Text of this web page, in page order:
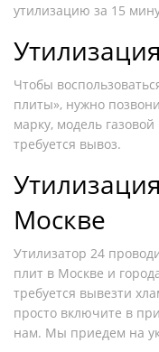
утилизацию за 15
Чтобы
плиты», нужно
марку, модель
требуется вывоз.
Москве
Утилизатор 24
плит в Москве и
требуется вывезти
просто включите в
нам. Мы приедем на